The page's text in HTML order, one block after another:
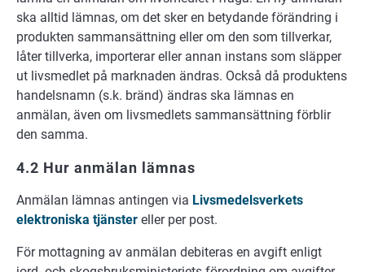
ska alltid lämnas, om det sker en betydande förändring i
produkten sammansättning eller om den som tillverkar,
låter tillverka, importerar eller annan instans som släpper
ut livsmedlet på marknaden ändras. Också då produktens
handelsnamn (s.k. bränd) ändras ska lämnas en
anmälan, även om livsmedlets sammansättning förblir
den samma.
4.2 Hur anmälan lämnas
Anmälan lämnas antingen via Livsmedelsverkets
elektroniska tjänster eller per post.
För mottagning av anmälan debiteras en avgift enligt